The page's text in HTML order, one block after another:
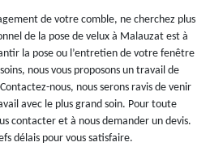
de votre comble, ne cherchez plus
de la pose de velux à Malauzat est à
la pose ou l’entretien de votre fenêtre
nous vous proposons un travail de
nous, nous serons ravis de venir
avec le plus grand soin. Pour toute
contacter et à nous demander un devis.
délais pour vous satisfaire.